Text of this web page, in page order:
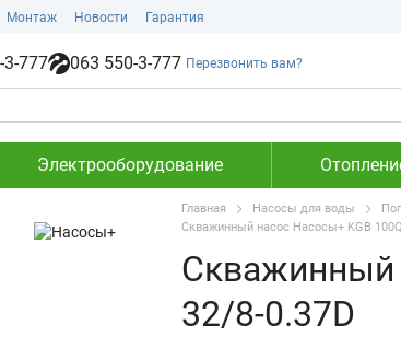
Монтаж Новости Гарантия
3-777 063 550-3-777 Перезвонить вам?
Электрооборудование
Главная Насосы для воды
Скважинный насос Насосы+ KGB
Скважинный
32/8-0.37D